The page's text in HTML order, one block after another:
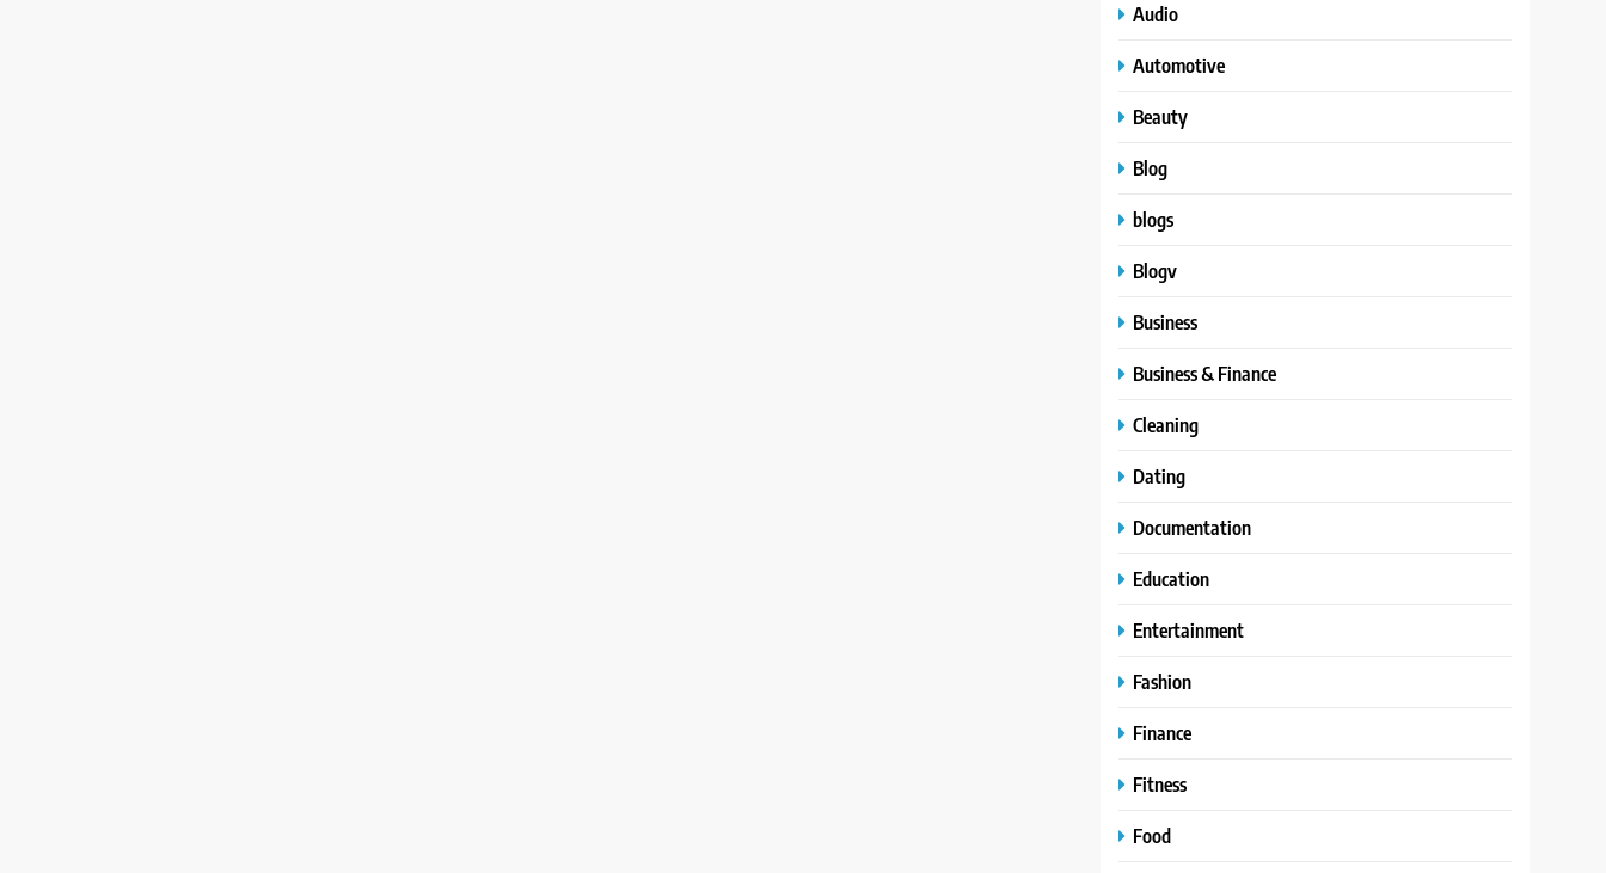
Audio
Automotive
Beauty
Blog
blogs
Blogv
Business
Business & Finance
Cleaning
Dating
Documentation
Education
Entertainment
Fashion
Finance
Fitness
Food